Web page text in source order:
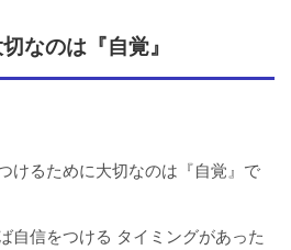
なのは『自覚』
けるために大切なのは『自覚』で
自信をつける タイミングがあった